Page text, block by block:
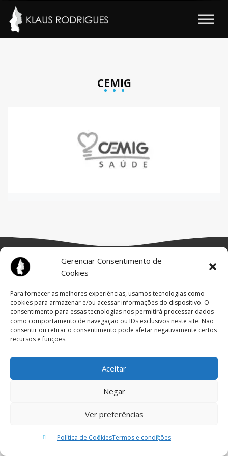
Gerenciar Consentimento de
Cookies
Para fornecer as melhores experiências, usamos tecnologias como
cookies para armazenar e/ou acessar informações do dispositivo. O
consentimento para essas tecnologias nos permitirá processar dados
como comportamento de navegação ou IDs exclusivos neste site. Não
consentir ou retirar o consentimento pode afetar negativamente certos
recursos e funções.
Aceitar
Negar
Ver preferências
Política de CookiesTermos e condições
CEMIG
© TODOS OS DIREITOS RESERVADOS
SITE:FLIP LAB